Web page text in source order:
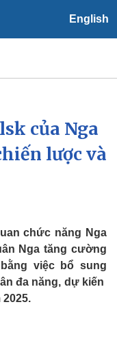
English
thời tiết
của Nga
lược và
chức năng Nga
Nga tăng cường
việc bổ sung
đa năng, dự kiến